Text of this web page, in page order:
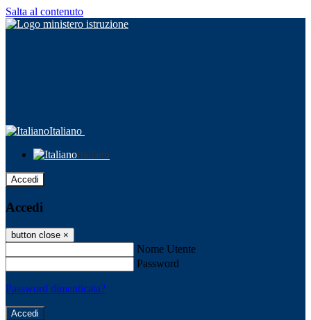
Salta al contenuto
Italiano
Italiano
Accedi
Accedi
button close ×
Nome Utente
Password
Password dimenticata?